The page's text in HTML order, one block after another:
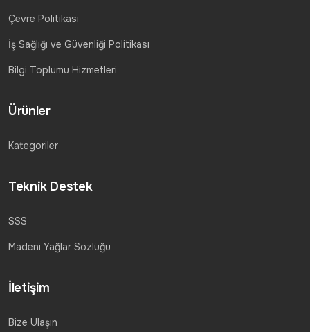
Çevre Politikası
İş Sağlığı ve Güvenliği Politikası
Bilgi Toplumu Hizmetleri
Ürünler
Kategoriler
Teknik Destek
SSS
Madeni Yağlar Sözlüğü
İletişim
Bize Ulaşın